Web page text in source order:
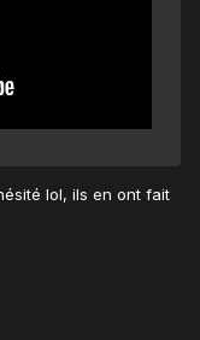
lol, ils en ont fait